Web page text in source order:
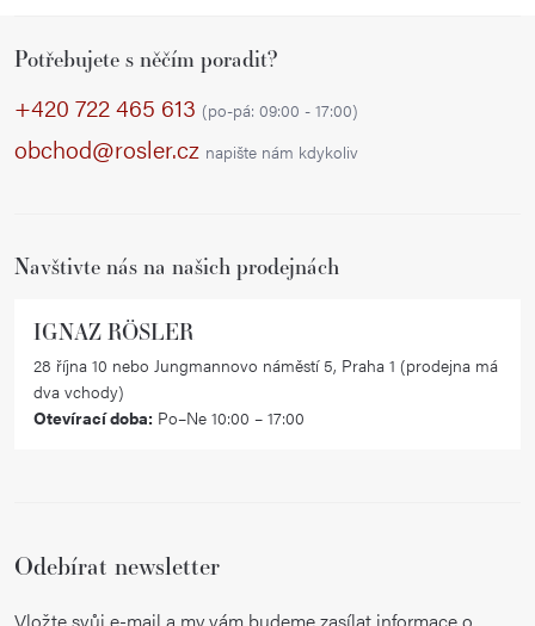
Potřebujete s něčím poradit?
+420 722 465 613 (po-pá: 09:00 - 17:00)
obchod@rosler.cz napište nám kdykoliv
Navštivte nás na našich prodejnách
IGNAZ RÖSLER
28 října 10 nebo Jungmannovo náměstí 5, Praha 1 (prodejna má
dva vchody)
Otevírací doba: Po–Ne 10:00 – 17:00
Odebírat newsletter
Vložte svůj e-mail a my vám budeme zasílat informace o